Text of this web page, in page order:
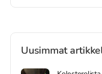
Uusimmat